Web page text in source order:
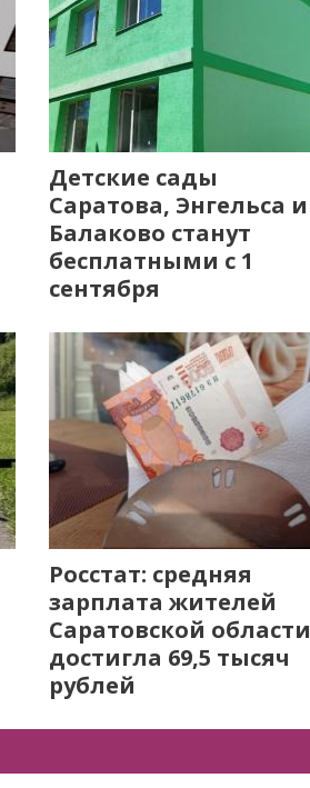
Детские сады
Саратова, Энгельса и
Балаково станут
бесплатными с 1
сентября
Росстат: средняя
зарплата жителей
Саратовской области
достигла 69,5 тысяч
рублей